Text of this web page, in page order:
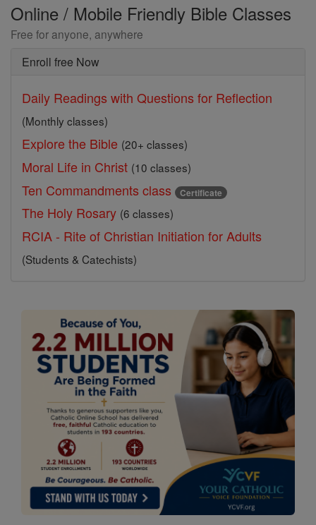
Online / Mobile Friendly Bible Classes
Free for anyone, anywhere
Enroll free Now
Daily Readings with Questions for Reflection
(Monthly classes)
Explore the Bible (20+ classes)
Moral Life in Christ (10 classes)
Ten Commandments class Certificate
The Holy Rosary (6 classes)
RCIA - Rite of Christian Initiation for Adults
(Students & Catechists)